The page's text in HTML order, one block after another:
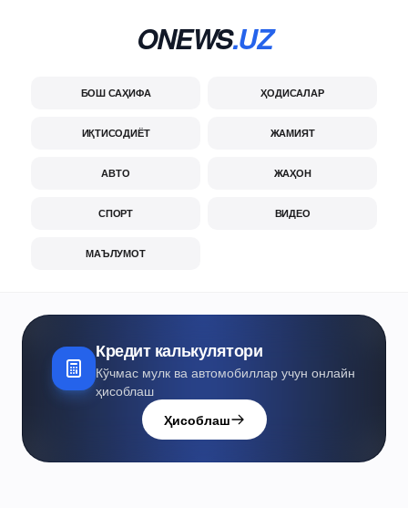
ONEWS.UZ
БОШ САҲИФА ҲОДИСАЛАР
ИҚТИСОДИЁТ ЖАМИЯТ
АВТО ЖАҲОН
СПОРТ ВИДЕО
МАЪЛУМОТ
Кредит калькулятори
Кўчмас мулк ва автомобиллар учун онлайн
ҳисоблаш
Ҳисоблаш